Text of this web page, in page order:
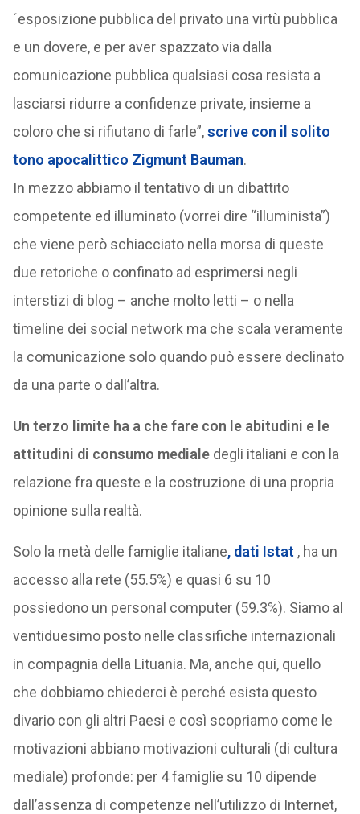
´esposizione pubblica del privato una virtù pubblica
e un dovere, e per aver spazzato via dalla
comunicazione pubblica qualsiasi cosa resista a
lasciarsi ridurre a confidenze private, insieme a
coloro che si rifiutano di farle”,scrive con il solito
tono apocalittico Zigmunt Bauman.
In mezzo abbiamo il tentativo di un dibattito
competente ed illuminato (vorrei dire “illuminista”)
che viene però schiacciato nella morsa di queste
due retoriche o confinato ad esprimersi negli
interstizi di blog – anche molto letti – o nella
timeline dei social network ma che scala veramente
la comunicazione solo quando può essere declinato
da una parte o dall’altra.
Un terzo limite ha a che fare con le abitudini e le
attitudini di consumo mediale degli italiani e con la
relazione fra queste e la costruzione di una propria
opinione sulla realtà.
Solo la metà delle famiglie italiane, dati Istat , ha un
accesso alla rete (55.5%) e quasi 6 su 10
possiedono un personal computer (59.3%). Siamo al
ventiduesimo posto nelle classifiche internazionali
in compagnia della Lituania. Ma, anche qui, quello
che dobbiamo chiederci è perché esista questo
divario con gli altri Paesi e così scopriamo come le
motivazioni abbiano motivazioni culturali (di cultura
mediale) profonde: per 4 famiglie su 10 dipende
dall’assenza di competenze nell’utilizzo di Internet,